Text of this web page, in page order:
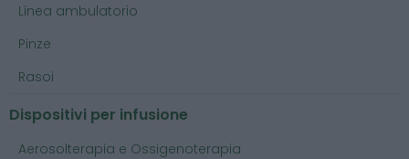
Linea ambulatorio
Pinze
Rasoi
Dispositivi per infusione
Aerosolterapia e Ossigenoterapia